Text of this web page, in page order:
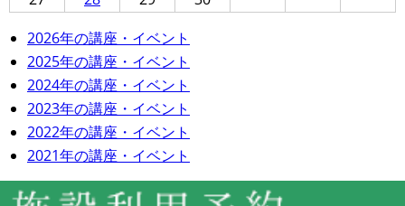
2026年の講座・イベント
2025年の講座・イベント
2024年の講座・イベント
2023年の講座・イベント
2022年の講座・イベント
2021年の講座・イベント